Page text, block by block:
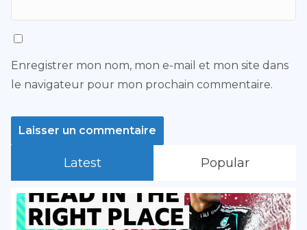
Enregistrer mon nom, mon e-mail et mon site dans
le navigateur pour mon prochain commentaire.
Latest Popular